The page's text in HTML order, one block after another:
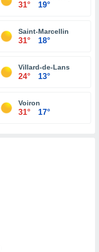
31° 19°
Saint-Marcellin
31° 18°
Villard-de-Lans
24° 13°
Voiron
31° 17°